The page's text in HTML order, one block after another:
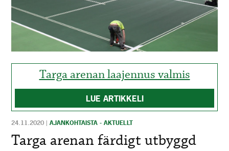
YLEINEN
ALLMÄN
MAINOSTAJILLE
FÖR
ANNONSÖRER
Targa arenan laajennus valmis
LUE ARTIKKELI
24.11.2020 |AJANKOHTAISTA - AKTUELLT
Targa arenan färdigt utbyggd